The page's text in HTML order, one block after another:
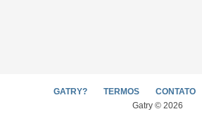
GATRY? TERMOS CONTATO
Gatry © 2026